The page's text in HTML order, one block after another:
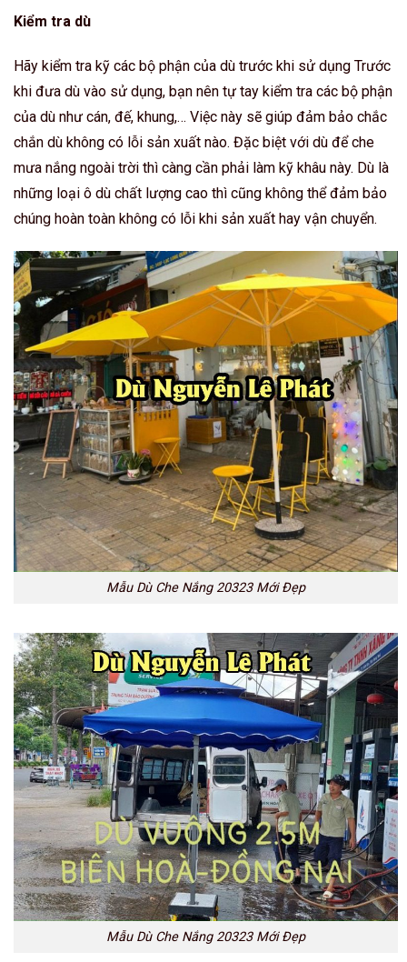
Kiểm tra dù
Hãy kiểm tra kỹ các bộ phận của dù trước khi sử dụng Trước
khi đưa dù vào sử dụng, bạn nên tự tay kiểm tra các bộ phận
của dù như cán, đế, khung,… Việc này sẽ giúp đảm bảo chắc
chắn dù không có lỗi sản xuất nào. Đặc biệt với dù để che
mưa nắng ngoài trời thì càng cần phải làm kỹ khâu này. Dù là
những loại ô dù chất lượng cao thì cũng không thể đảm bảo
chúng hoàn toàn không có lỗi khi sản xuất hay vận chuyển.
Mẫu Dù Che Nắng 20323 Mới Đẹp
Mẫu Dù Che Nắng 20323 Mới Đẹp